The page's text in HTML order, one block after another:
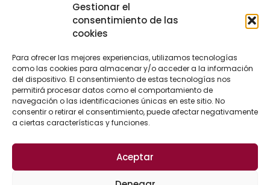
Gestionar el
consentimiento de las
cookies
Para ofrecer las mejores experiencias, utilizamos tecnologías
como las cookies para almacenar y/o acceder a la información
del dispositivo. El consentimiento de estas tecnologías nos
permitirá procesar datos como el comportamiento de
navegación o las identificaciones únicas en este sitio. No
consentir o retirar el consentimiento, puede afectar negativamente
a ciertas características y funciones.
Aceptar
ASESORÍA MERCANTIL
ASESORÍA CIVIL
ASESORÍA FISCAL Y CONTABLE
ASESORÍA LABORAL
ASESORÍA ADMINISTRATIVA
Calle Cervantes, 25